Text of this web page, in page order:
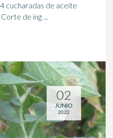
cucharadas de aceite
de ing ...
02
JUNIO
2022